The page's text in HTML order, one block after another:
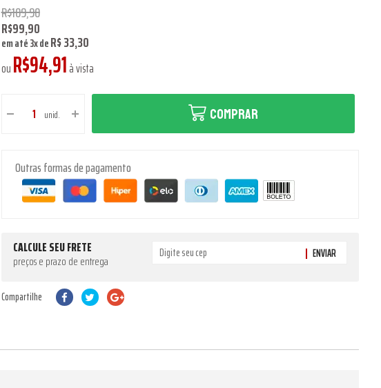
R$109,90
R$99,90
em até3xdeR$ 33,30
ouR$94,91à vista
unid. COMPRAR
Outras formas de pagamento
CALCULE SEU FRETE
preços e prazo de entrega ENVIAR
Compartilhe